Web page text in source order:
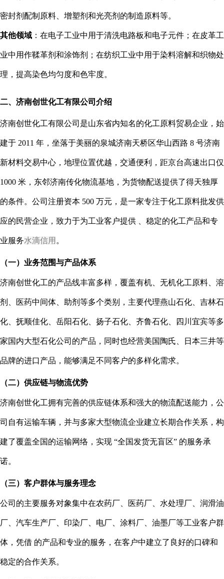
密封剂配制原料、增塑剂和光亮剂的制造原料等。
其他领域 ：在电子工业中用于清洗电路板和电子元件；在皮革工
业中用作鞣革剂和涂饰剂；在纺织工业中用于染料溶解和织物处
理，提高染色均匀度和色牢度。
二、济南创世化工有限公司介绍
济南创世化工有限公司是山东省内知名的化工原料贸易企业，始
建于 2011 年，坐落于美丽的泉城济南天桥区华山西路 8 号济南
新材料交易中心，地理位置优越，交通便利，距京台高速出口仅
1000 米，东邻济南传化物流基地，为货物配送提供了得天独厚
的条件。公司注册资本 500 万元，是一家专注于化工原料批发供
应的民营企业，致力于为工业客户提供 、稳定的化工产品和专
业服务水滴信用 。
（一）业务范围与产品体系
济南创世化工的产品线丰富多样，覆盖有机、无机化工原料、溶
剂、医药中间体、助剂等多个类别，主要代理燕山石化、吉林石
化、抚顺佳化、岳阳石化、扬子石化、齐鲁石化、四川宜宾等多
家国内大型石化公司的产品，同时也经营美国陶氏、日本三井等
品牌的进口产品，能够满足不同客户的多样化需求。
（二）供应链与物流优势
济南创世化工拥有完善的供应链体系和强大的物流配送能力，公
司自有运输车辆，并与多家大型物流企业建立长期合作关系，构
建了覆盖全国的运输网络，实现 “全国发货无盲区” 的服务承
诺。
（三）客户群体与服务理念
公司的主要服务对象集中在农药厂、医药厂、水处理厂、润滑油
厂、汽车生产厂、印染厂、电厂、涂料厂、油墨厂等工业客户群
体，凭借 的产品和专业的服务，在客户中建立了良好的口碑和
稳定的合作关系。